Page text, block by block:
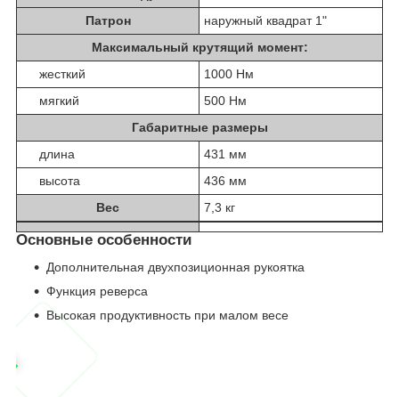
Патрон
наружный квадрат 1"
Максимальный крутящий момент:
жесткий
1000 Нм
мягкий
500 Нм
Габаритные размеры
длина
431 мм
высота
436 мм
Вес
7,3 кг
Основные особенности
Дополнительная двухпозиционная рукоятка
Функция реверса
Высокая продуктивность при малом весе